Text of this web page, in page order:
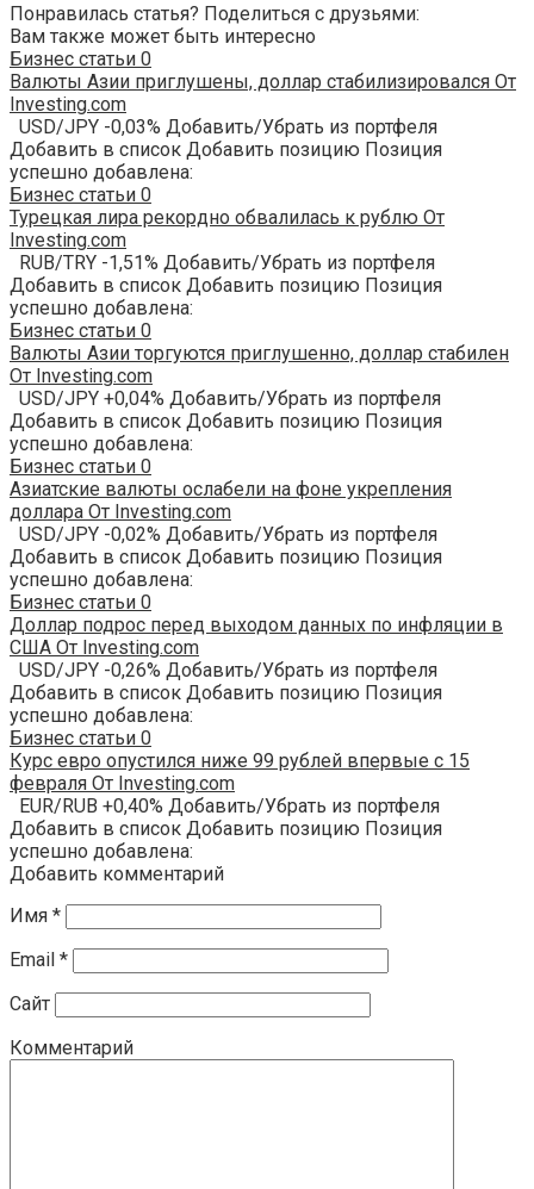
Понравилась статья? Поделиться с друзьями:
Вам также может быть интересно
Бизнес статьи 0
Валюты Азии приглушены, доллар стабилизировался От
Investing.com
USD/JPY -0,03% Добавить/Убрать из портфеля
Добавить в список Добавить позицию Позиция
успешно добавлена:
Бизнес статьи 0
Турецкая лира рекордно обвалилась к рублю От
Investing.com
RUB/TRY -1,51% Добавить/Убрать из портфеля
Добавить в список Добавить позицию Позиция
успешно добавлена:
Бизнес статьи 0
Валюты Азии торгуются приглушенно, доллар стабилен
От Investing.com
USD/JPY +0,04% Добавить/Убрать из портфеля
Добавить в список Добавить позицию Позиция
успешно добавлена:
Бизнес статьи 0
Азиатские валюты ослабели на фоне укрепления
доллара От Investing.com
USD/JPY -0,02% Добавить/Убрать из портфеля
Добавить в список Добавить позицию Позиция
успешно добавлена:
Бизнес статьи 0
Доллар подрос перед выходом данных по инфляции в
США От Investing.com
USD/JPY -0,26% Добавить/Убрать из портфеля
Добавить в список Добавить позицию Позиция
успешно добавлена:
Бизнес статьи 0
Курс евро опустился ниже 99 рублей впервые с 15
февраля От Investing.com
EUR/RUB +0,40% Добавить/Убрать из портфеля
Добавить в список Добавить позицию Позиция
успешно добавлена:
Добавить комментарий
Имя *
Email *
Сайт
Комментарий